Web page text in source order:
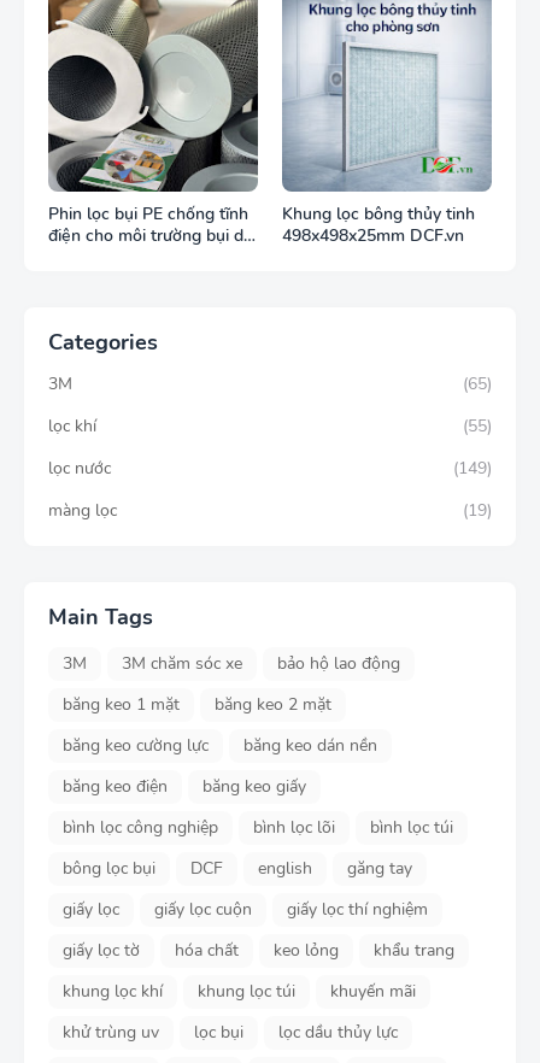
Phin lọc bụi PE chống tĩnh
điện cho môi trường bụi dễ
Khung lọc bông thủy tinh
498x498x25mm DCF.vn
Categories
3M
(65)
lọc khí
(55)
lọc nước
(149)
màng lọc
(19)
Main Tags
3M 3M chăm sóc xe
bảo hộ lao động
băng keo 1 mặt
băng keo 2 mặt
băng keo cường lực
băng keo dán nền
băng keo điện
băng keo giấy
bình lọc công nghiệp
bình lọc lõi
bình lọc túi
bông lọc bụi
DCF english
găng tay
giấy lọc
giấy lọc cuộn
giấy lọc thí nghiệm
giấy lọc tờ
hóa chất keo lỏng
khẩu trang
khung lọc khí
khung lọc túi
khuyến mãi
khử trùng uv
lọc bụi
lọc dầu thủy lực